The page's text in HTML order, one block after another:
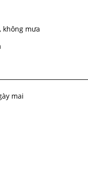
, không mưa
mai